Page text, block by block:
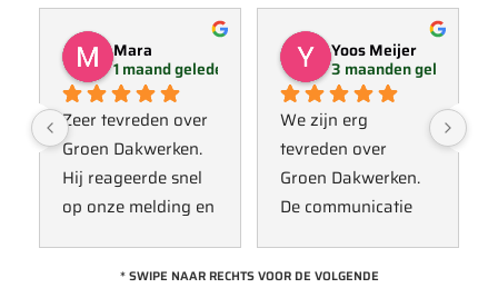
Mara
1 maand geleden
Zeer tevreden over
Groen Dakwerken.
Hij reageerde snel
op onze melding en
een collega kijken
Yoos Meijer
3 maanden geleden
We zijn erg
tevreden over
Groen Dakwerken.
De communicatie
met Jan, hij heeft
* SWIPE NAAR RECHTS VOOR DE VOLGENDE